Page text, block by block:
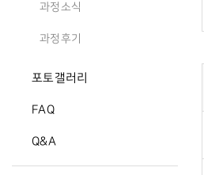
과정소식
과정후기
포토갤러리
FAQ
Q&A